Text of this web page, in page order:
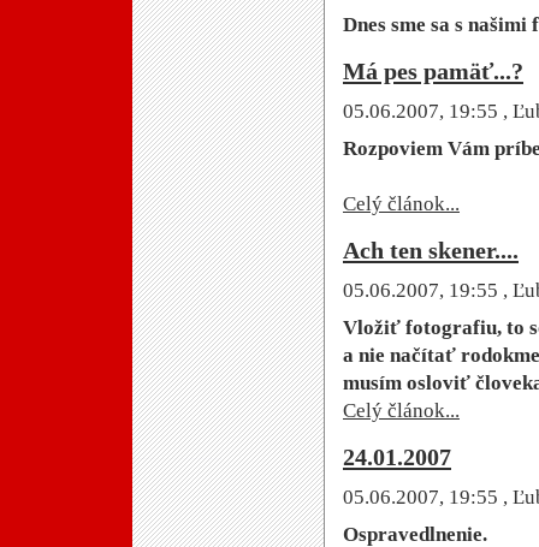
Dnes sme sa s
Má pes pamäť...?
05.06.2007, 19:55 ,
Rozpoviem Vám
Celý článok...
Ach ten skener....
05.06.2007, 19:55 ,
Vložiť fotografiu, to
a nie načítať
musím osloviť
Celý článok...
24.01.2007
05.06.2007, 19:55 ,
Ospravedlnenie.